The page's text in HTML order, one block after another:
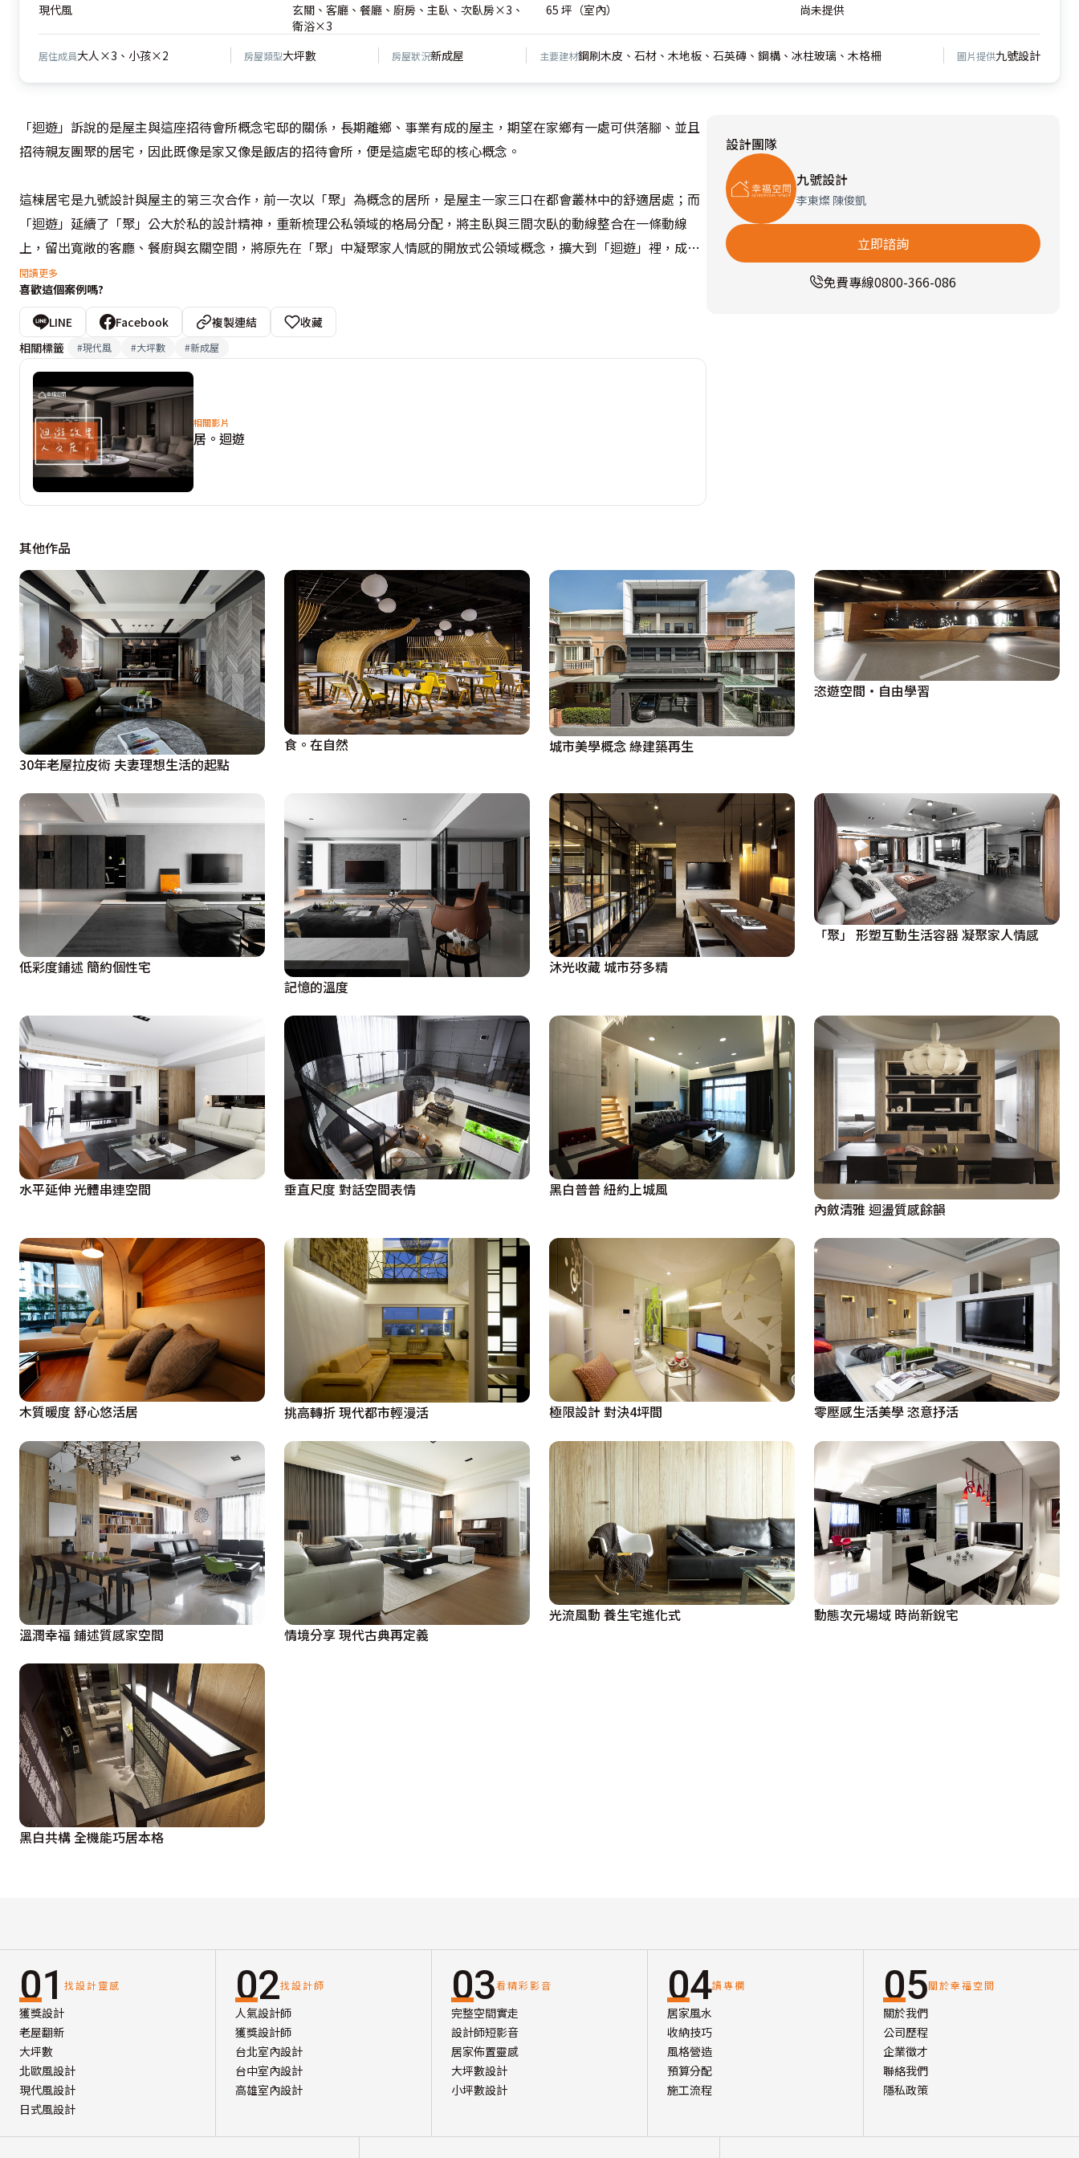
現代風
玄關、客廳、餐廳、廚房、主臥、次臥房×3、
衛浴×3
65 坪（室內） 尚未提供
居住成員大人×3、小孩×2 房屋類型大坪數 房屋狀況新成屋 主要建材鋼刷木皮、石材、木地板、石英磚、鋼構、冰柱玻璃、木格柵 圖片提供九號設計
「迴遊」訴說的是屋主與這座招待會所概念宅邸的關係，長期離鄉、事業有成的屋主，期望在家鄉有一處可供落腳、並且
招待親友團聚的居宅，因此既像是家又像是飯店的招待會所，便是這處宅邸的核心概念。
這棟居宅是九號設計與屋主的第三次合作，前一次以「聚」為概念的居所，是屋主一家三口在都會叢林中的舒適居處；而
「迴遊」延續了「聚」公大於私的設計精神，重新梳理公私領域的格局分配，將主臥與三間次臥的動線整合在一條動線
上，留出寬敞的客廳、餐廚與玄關空間，將原先在「聚」中凝聚家人情感的開放式公領域概念，擴大到「迴遊」裡，成為
可供親友一齊團聚同樂的寬敞會所。
在客餐廳動線的規劃上，李東燦設計師以空間中厚實的柱體為分野，向左右兩側展開餐廳與沙發機能，四周保留了口字型
的環狀動線，並以地板的材質為機能界定暗喻，創造了極度自由、開闊的交誼廳尺度；而在兩側的立面上，充裕的收納櫃
體留有適度的展示區塊，在收齊私領域動線的同時，展演著屋主的生活品味、創造不同段落的視覺重心，材質上，粗獷的
自然元素與人文感的細鋼構鮮明對比，刻劃出男屋主俐落大氣的性格。
閱讀更多
喜歡這個案例嗎?
LINE Facebook 複製連結
收藏
相關標籤
#現代風 #大坪數 #新成屋
相關影片
居。迴遊
設計團隊
九號設計
李東燦 陳俊凱
立即諮詢
免費專線0800-366-086
其他作品
30年老屋拉皮術 夫妻理想生活的起點
食。在自然 城市美學概念 綠建築再生
恣遊空間‧自由學習
低彩度鋪述 簡約個性宅
記憶的溫度
沐光收藏 城市芬多精
「聚」 形塑互動生活容器 凝聚家人情感
水平延伸 光體串連空間 垂直尺度 對話空間表情
黑白普普 紐約上城風
內斂清雅 迴盪質感餘韻
木質暖度 舒心悠活居 挑高轉折 現代都市輕漫活 極限設計 對決4坪間 零壓感生活美學 恣意抒活
溫潤幸福 鋪述質感家空間 情境分享 現代古典再定義
光流風動 養生宅進化式 動態次元場域 時尚新銳宅
黑白共構 全機能巧居本格
01 找設計靈感
獲獎設計
老屋翻新
大坪數
北歐風設計
現代風設計
日式風設計
02找設計師
人氣設計師
獲獎設計師
台北室內設計
台中室內設計
高雄室內設計
03看精彩影音
完整空間實走
設計師短影音
居家佈置靈感
大坪數設計
小坪數設計
04讀專欄
居家風水
收納技巧
風格營造
預算分配
施工流程
05關於幸福空間
關於我們
公司歷程
企業徵才
聯絡我們
隱私政策